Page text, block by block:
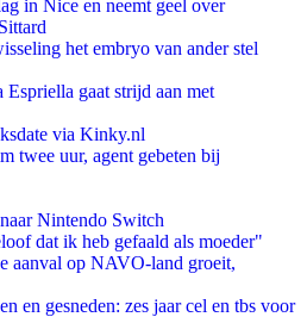
in Nice en neemt geel over
het embryo van ander stel
gaat strijd aan met
via Kinky.nl
twee uur, agent gebeten bij
Nintendo Switch
dat ik heb gefaald als moeder"
aanval op NAVO-land groeit,
en gesneden: zes jaar cel en tbs voor